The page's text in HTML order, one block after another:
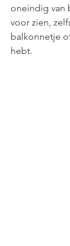
oneindig van
voor zien,
balkonnetje
hebt.